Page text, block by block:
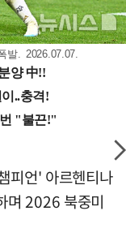
발. 2026.07.07.
피언' 아르헨티나
며 2026 북중미